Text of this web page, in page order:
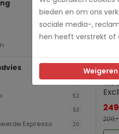
300,-
33
62
52
53
Espresso 20
bieden en om ons
sociale media-,
hen heeft verstrekt of
Weigeren